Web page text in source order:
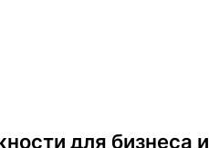
для бизнеса и